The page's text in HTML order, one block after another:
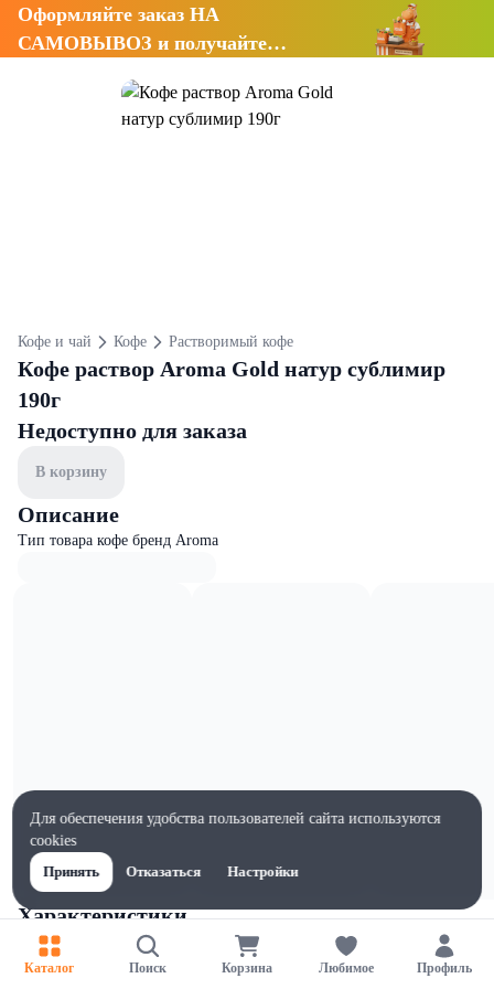
Оформляйте заказ НА
САМОВЫВОЗ и получайте
Кофе и чай Кофе Растворимый кофе
Кофе раствор Aroma Gold натур сублимир
190г
Недоступно для заказа
В корзину
Описание
Тип товара кофе бренд Aroma
Характеристики
Ширина, мм
110
Каталог Поиск Корзина Любимое Профиль
Для обеспечения удобства пользователей сайта используются
cookies
Принять
Отказаться Настройки